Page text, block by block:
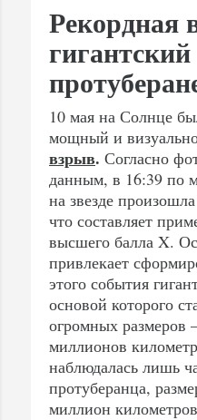
Рекордная
гигантский
10 мая на Солнце
мощный и
взрыв. Согласно
данным, в 16:39 по
на звезде
что составляет
высшего балла X.
привлекает
этого события
основой которого
огромных размеров
миллионов
наблюдалась лишь
протуберанца,
миллион